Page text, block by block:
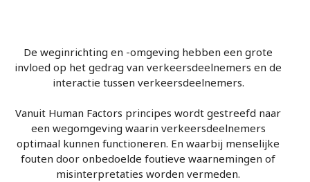
De weginrichting en -omgeving hebben een grote
invloed op het gedrag van verkeersdeelnemers en de
interactie tussen verkeersdeelnemers.
Vanuit Human Factors principes wordt gestreefd naar
een wegomgeving waarin verkeersdeelnemers
optimaal kunnen functioneren. En waarbij menselijke
fouten door onbedoelde foutieve waarnemingen of
misinterpretaties worden vermeden.